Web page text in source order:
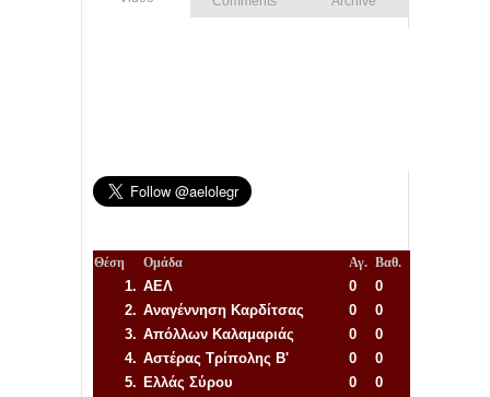
Θέση Ομάδα Αγ. Βαθ.
1. ΑΕΛ 0
0
2. Αναγέννηση Καρδίτσας 0
0
3. Απόλλων Καλαμαριάς 0
0
4. Αστέρας Τρίπολης Β' 0
0
5. Ελλάς Σύρου 0
0